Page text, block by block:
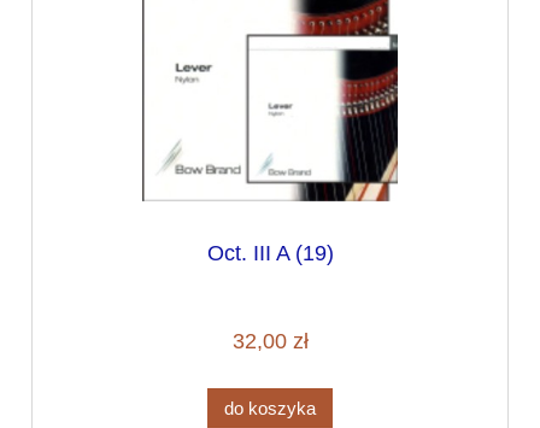
Oct. III A (19)
32,00 zł
do koszyka